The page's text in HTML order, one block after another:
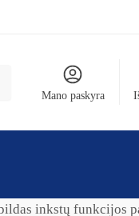
Mano paskyra
inkstų funkcijos